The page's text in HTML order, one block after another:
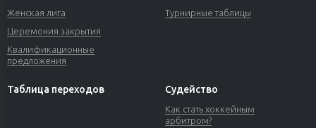
Женская лига
Церемония закрытия
Квалификационные
предложения
Турнирные таблицы
Таблица переходов Судейство
Как стать хоккейным
арбитром?